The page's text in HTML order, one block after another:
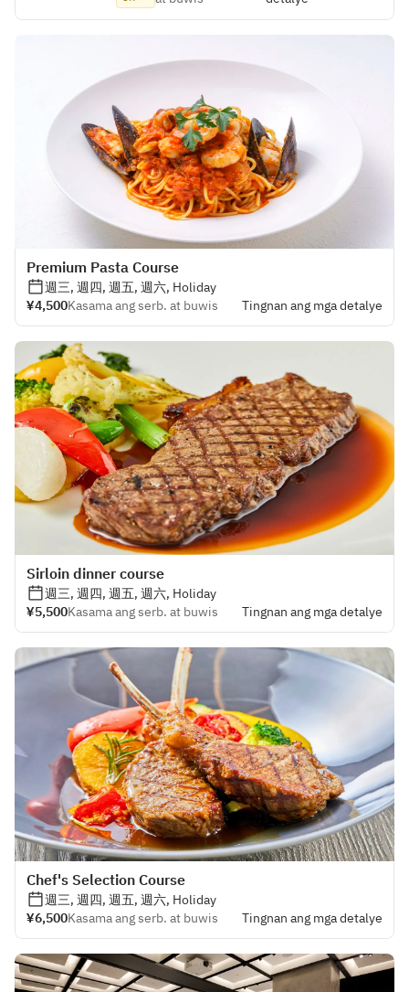
Premium Pasta Course
週三, 週四, 週五, 週六, Holiday
¥4,500Kasama ang serb. at buwis Tingnan ang mga detalye
Sirloin dinner course
週三, 週四, 週五, 週六, Holiday
¥5,500Kasama ang serb. at buwis Tingnan ang mga detalye
Chef's Selection Course
週三, 週四, 週五, 週六, Holiday
¥6,500Kasama ang serb. at buwis Tingnan ang mga detalye